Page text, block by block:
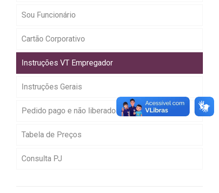
Sou Funcionário
Cartão Corporativo
Instruções VT Empregador
Instruções Gerais
Pedido pago e não liberado
Tabela de Preços
Consulta PJ